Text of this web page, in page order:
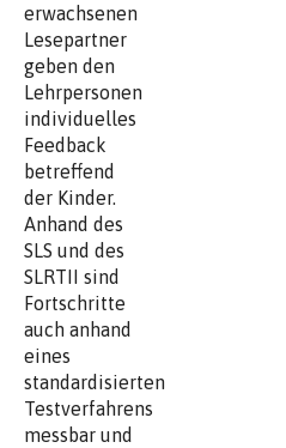
erwachsenen
Lesepartner
geben den
Lehrpersonen
individuelles
Feedback
betreffend
der Kinder.
Anhand des
SLS und des
SLRTII sind
Fortschritte
auch anhand
eines
standardisierten
Testverfahrens
messbar und